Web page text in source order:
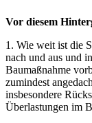
Vor diesem
1. Wie weit ist die
nach und aus und
Baumaßnahme
zumindest
insbesondere
Überlastungen im